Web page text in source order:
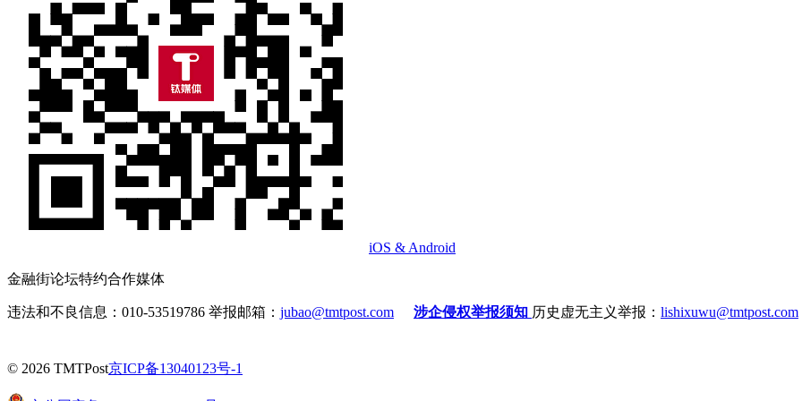
iOS & Android
金融街论坛特约合作媒体
违法和不良信息：010-53519786 举报邮箱： jubao@tmtpost.com 涉企侵权举报须知 历史虚无主义举报： lishixuwu@tmtpost.com
© 2026 TMTPost京ICP备13040123号-1